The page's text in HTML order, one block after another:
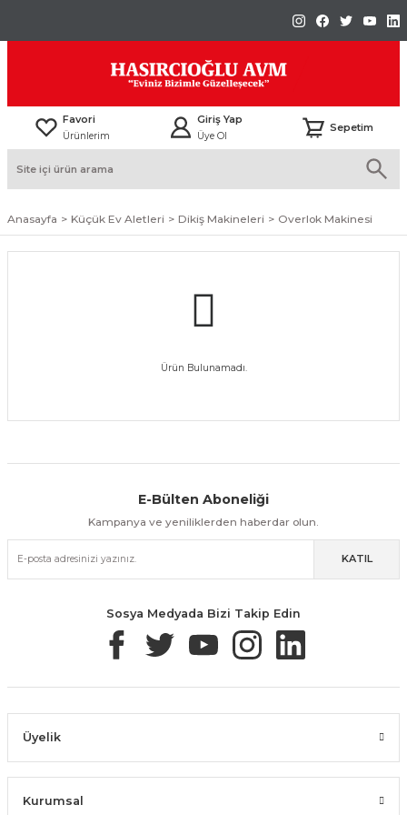
Favori
Ürünlerim
Giriş Yap
Üye Ol
Sepetim
Anasayfa Küçük Ev Aletleri Dikiş Makineleri Overlok Makinesi
Ürün Bulunamadı.
Kolay İade & Değişim Güvenli Alışveriş
Güvenli Paketleme Taksit / Havale İle Alışveriş Kolay İade & Değişim
E-Bülten Aboneliği
Kampanya ve yeniliklerden haberdar olun.
KATIL
Sosya Medyada Bizi Takip Edin
Üyelik
Kurumsal